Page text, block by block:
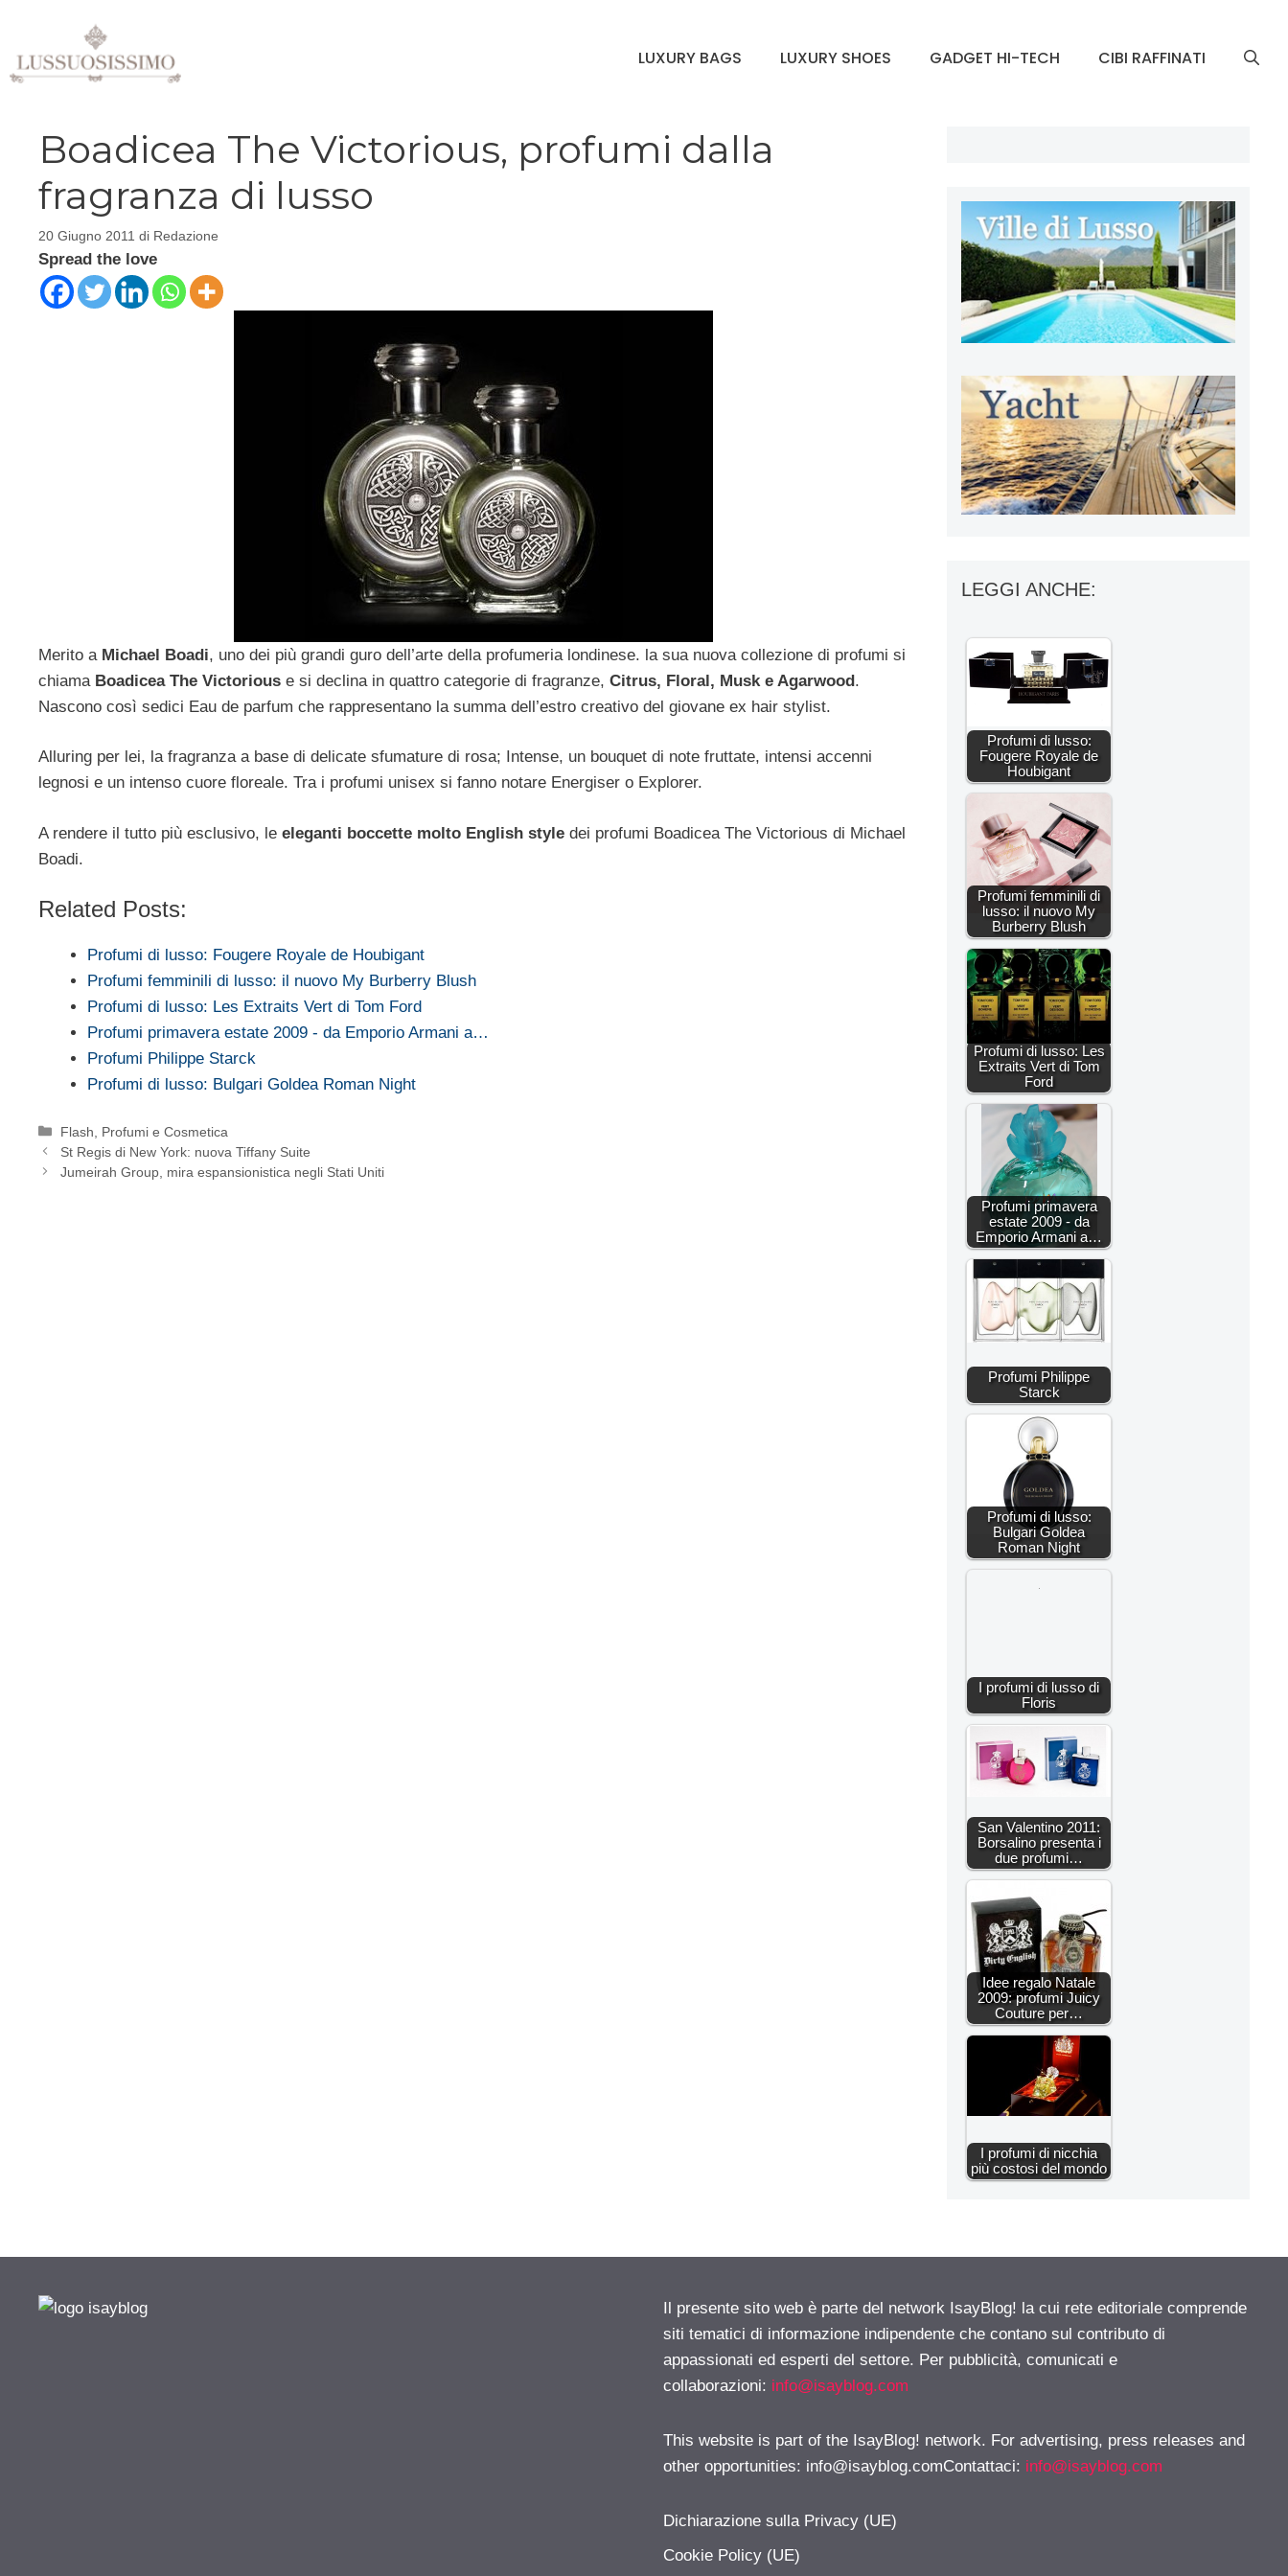
contenuto
LUXURY BAGS LUXURY SHOES GADGET HI-TECH CIBI RAFFINATI
Boadicea The Victorious, profumi dalla
fragranza di lusso
20 Giugno 2011 di Redazione
Spread the love
Merito a Michael Boadi, uno dei più grandi guro dell’arte della profumeria londinese. la sua nuova collezione di profumi si
chiama Boadicea The Victorious e si declina in quattro categorie di fragranze, Citrus, Floral, Musk e Agarwood.
Nascono così sedici Eau de parfum che rappresentano la summa dell’estro creativo del giovane ex hair stylist.
Alluring per lei, la fragranza a base di delicate sfumature di rosa; Intense, un bouquet di note fruttate, intensi accenni
legnosi e un intenso cuore floreale. Tra i profumi unisex si fanno notare Energiser o Explorer.
A rendere il tutto più esclusivo, le eleganti boccette molto English style dei profumi Boadicea The Victorious di Michael
Boadi.
Related Posts:
Profumi di lusso: Fougere Royale de Houbigant
Profumi femminili di lusso: il nuovo My Burberry Blush
Profumi di lusso: Les Extraits Vert di Tom Ford
Profumi primavera estate 2009 - da Emporio Armani a…
Profumi Philippe Starck
Profumi di lusso: Bulgari Goldea Roman Night
Categorie
Flash
Profumi e Cosmetica
St Regis di New York: nuova Tiffany Suite
Jumeirah Group, mira espansionistica negli Stati Uniti
LEGGI ANCHE:
Profumi di lusso:
Fougere Royale de
Houbigant
Profumi femminili di
lusso: il nuovo My
Burberry Blush
Profumi di lusso: Les
Extraits Vert di Tom
Ford
Profumi primavera
estate 2009 - da
Emporio Armani a…
Profumi Philippe
Starck
Profumi di lusso:
Bulgari Goldea
Roman Night
I profumi di lusso di
Floris
San Valentino 2011:
Borsalino presenta i
due profumi…
Idee regalo Natale
2009: profumi Juicy
Couture per…
I profumi di nicchia
più costosi del mondo
Il presente sito web è parte del network IsayBlog! la cui rete editoriale comprende
siti tematici di informazione indipendente che contano sul contributo di
appassionati ed esperti del settore. Per pubblicità, comunicati e
collaborazioni: info@isayblog.com
This website is part of the IsayBlog! network. For advertising, press releases and
other opportunities: info@isayblog.comContattaci: info@isayblog.com
Dichiarazione sulla Privacy (UE)
Cookie Policy (UE)